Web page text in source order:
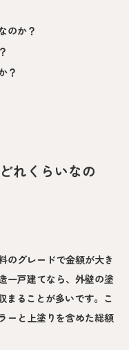
のか？
？
れくらいなの
のグレードで金額が大き
一戸建てなら、外壁の塗
まることが多いです。こ
ーと上塗りを含めた総額